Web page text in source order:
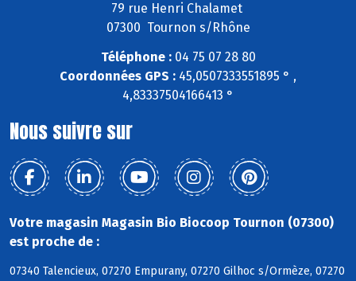
79 rue Henri Chalamet
07300 Tournon s/Rhône
Téléphone :04 75 07 28 80
Coordonnées GPS : 45,0507333551895 ° ,
4,83337504166413 °
Nous suivre sur
Votre magasin Magasin Bio Biocoop Tournon (07300)
est proche de :
07340 Talencieux, 07270 Empurany, 07270 Gilhoc s/Ormèze, 07270